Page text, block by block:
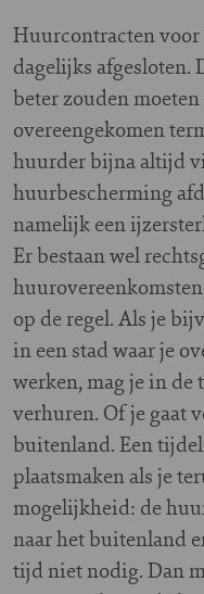
Huurcontracten
dagelijks afgesloten.
beter zouden
overeengekomen
huurder bijna altijd
huurbescherming
namelijk een
Er bestaan wel
op de regel. Als je
in een stad waar je
werken, mag je in
verhuren. Of je gaat
buitenland. Een
plaatsmaken als je
mogelijkheid: de
naar het buitenland
tijd niet nodig. Dan